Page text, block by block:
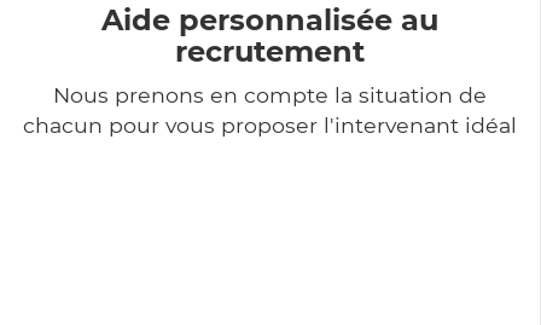
Aide personnalisée au
recrutement
Nous prenons en compte la situation de
chacun pour vous proposer l'intervenant idéal